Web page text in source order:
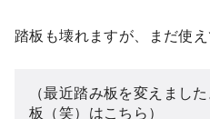
踏板も壊れますが、まだ使
（最近踏み板を変えまし